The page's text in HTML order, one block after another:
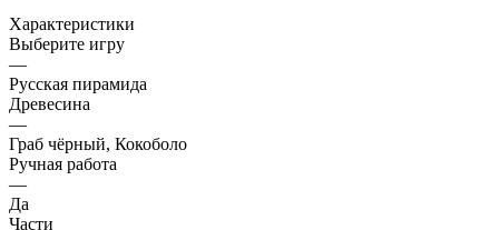
Характеристики
Выберите игру
—
Русская пирамида
Древесина
—
Граб чёрный, Кокоболо
Ручная работа
—
Да
Части